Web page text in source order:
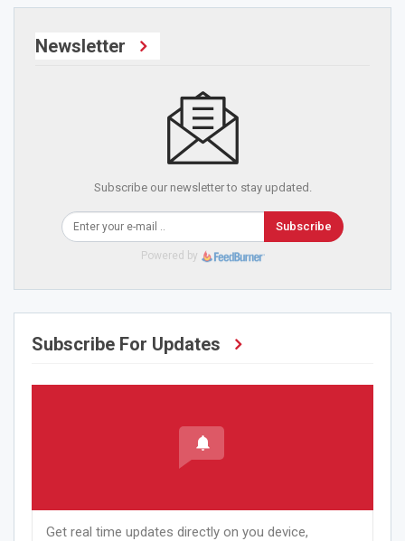
Newsletter
Subscribe our newsletter to stay updated.
Subscribe
Powered by
Subscribe For Updates
Get real time updates directly on you device,